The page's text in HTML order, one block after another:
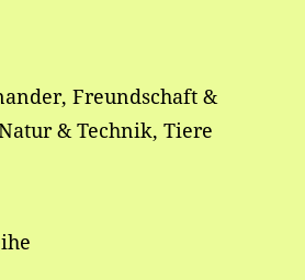
Freundschaft &
& Technik, Tiere